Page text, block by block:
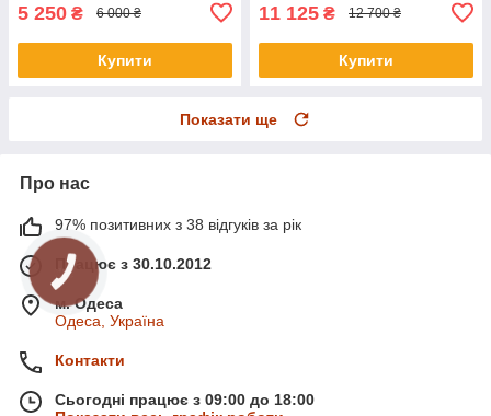
5 250 ₴ 6 000 ₴
Купити
11 125 ₴ 12 700 ₴
Купити
Показати ще
Про нас
97% позитивних з 38 відгуків за рік
Працює з 30.10.2012
м. Одеса
Одеса, Україна
Контакти
Сьогодні працює з 09:00 до 18:00